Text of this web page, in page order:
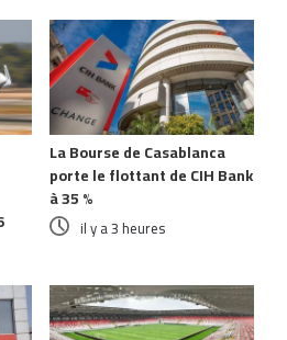
La Bourse de Casablanca
porte le flottant de CIH Bank
à 35 %
il y a 3 heures